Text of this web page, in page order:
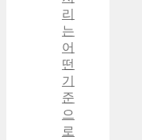
리
는
어
떤
기
준
으
로